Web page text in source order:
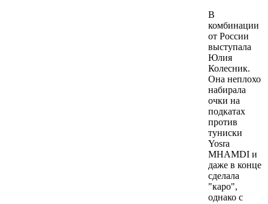
В
комбинации
от России
выступала
Юлия
Колесник.
Она неплохо
набирала
очки на
подкатах
против
туниски
Yosra
MHAMDI и
даже в конце
сделала
"каро",
однако с